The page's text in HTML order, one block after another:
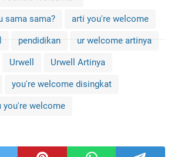
sama sama? arti you're welcome
pendidikan ur welcome artinya
Urwell Urwell Artinya
you're welcome disingkat
you're welcome